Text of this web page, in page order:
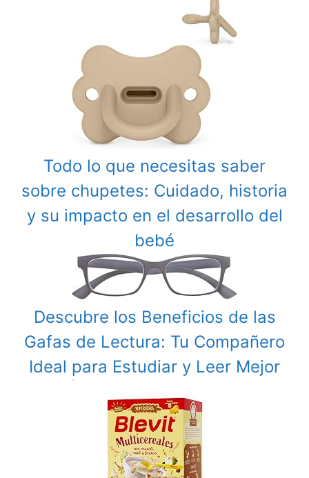
Todo lo que necesitas saber
sobre chupetes: Cuidado, historia
y su impacto en el desarrollo del
bebé
Descubre los Beneficios de las
Gafas de Lectura: Tu Compañero
Ideal para Estudiar y Leer Mejor